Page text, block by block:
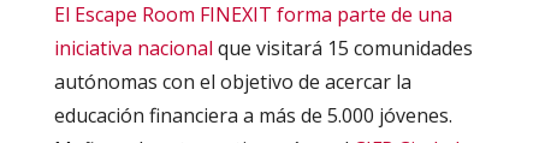
El Escape Room FINEXIT forma parte de una
iniciativa nacional que visitará 15 comunidades
autónomas con el objetivo de acercar la
educación financiera a más de 5.000 jóvenes.